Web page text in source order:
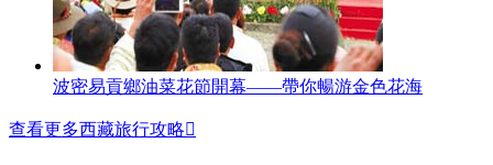
波密易貢鄉油菜花節開幕——帶你暢游金色花海
查看更多西藏旅行攻略